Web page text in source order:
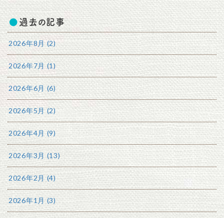
過去の記事
2026年8月 (2)
2026年7月 (1)
2026年6月 (6)
2026年5月 (2)
2026年4月 (9)
2026年3月 (13)
2026年2月 (4)
2026年1月 (3)